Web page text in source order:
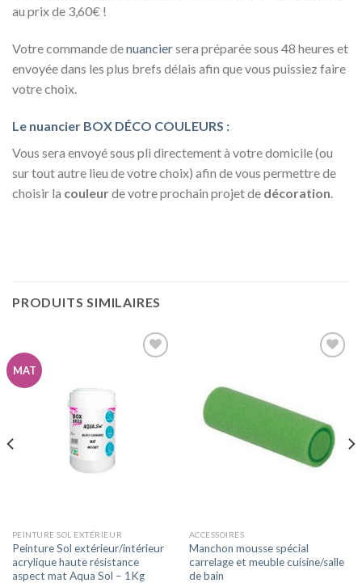
au prix de 3,60€ !
Votre commande denuanciersera préparée sous 48 heures et
envoyée dans les plus brefs délais afin que vous puissiez faire
votre choix.
Le nuancier BOX DÉCO COULEURS :
Vous sera envoyé sous pli directement à votre domicile (ou
sur tout autre lieu de votre choix) afin de vous permettre de
choisir la couleurde votre prochain projet de décoration.
PRODUITS SIMILAIRES
MAT
PEINTURE SOL EXTÉRIEUR
Peinture Sol extérieur/intérieur
acrylique haute résistance
aspect mat Aqua Sol – 1Kg
wishlist
ACCESSOIRES
Manchon mousse spécial
carrelage et meuble cuisine/salle
de bain